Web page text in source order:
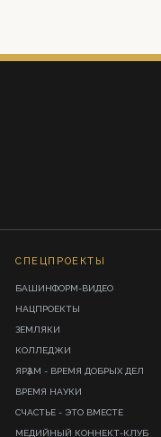
СПЕЦПРОЕКТЫ
БАШИНФОРМ-ВИДЕО
НАЦПРОЕКТЫ
ЗЕМЛЯКИ
КОЛЛЕДЖИ
ЯРҘАМ - ВРЕМЯ ДОБРЫХ ДЕЛ
ВРЕМЯ НАУКИ
СЧАСТЬЕ - ЭТО ВМЕСТЕ
МЕДИЙНЫЙ КОННЕКТ-КЛУБ